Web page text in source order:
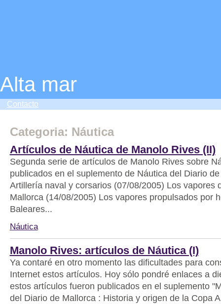
Alta mar
Contacto
Categoria: Náutica
Artículos de Náutica de Manolo Rives (II)
Segunda serie de artículos de Manolo Rives sobre
publicados en el suplemento de Náutica del Diario
Artillería naval y corsarios (07/08/2005) Los vapores
Mallorca (14/08/2005) Los vapores propulsados por
Baleares...
Náutica
Manolo Rives: artículos de Náutica (I)
Ya contaré en otro momento las dificultades para
Internet estos artículos. Hoy sólo pondré enlaces a
estos artículos fueron publicados en el suplemento
del Diario de Mallorca : Historia y origen de la Copa